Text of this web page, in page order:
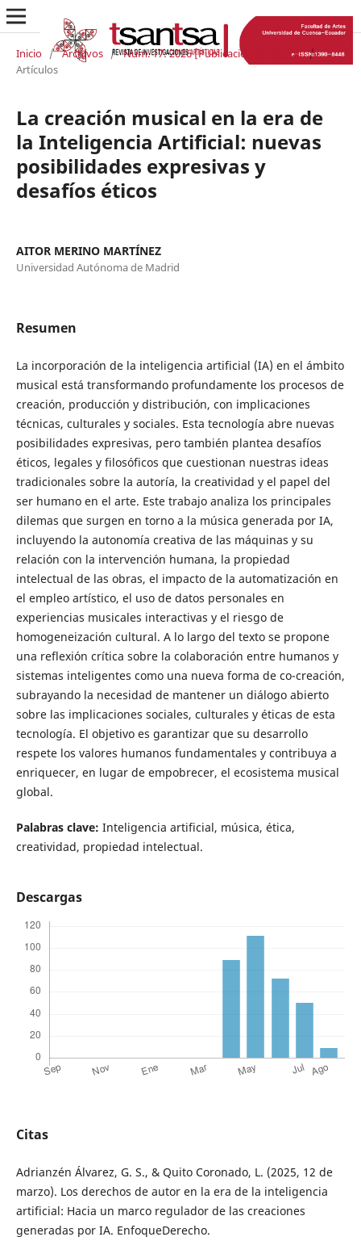
Inicio / Archivos / Núm. 17: 2026 [Publicación continua] /
Artículos
La creación musical en la era de
la Inteligencia Artificial: nuevas
posibilidades expresivas y
desafíos éticos
AITOR MERINO MARTÍNEZ
Universidad Autónoma de Madrid
Resumen
La incorporación de la inteligencia artificial (IA) en el ámbito
musical está transformando profundamente los procesos de
creación, producción y distribución, con implicaciones
técnicas, culturales y sociales. Esta tecnología abre nuevas
posibilidades expresivas, pero también plantea desafíos
éticos, legales y filosóficos que cuestionan nuestras ideas
tradicionales sobre la autoría, la creatividad y el papel del
ser humano en el arte. Este trabajo analiza los principales
dilemas que surgen en torno a la música generada por IA,
incluyendo la autonomía creativa de las máquinas y su
relación con la intervención humana, la propiedad
intelectual de las obras, el impacto de la automatización en
el empleo artístico, el uso de datos personales en
experiencias musicales interactivas y el riesgo de
homogeneización cultural. A lo largo del texto se propone
una reflexión crítica sobre la colaboración entre humanos y
sistemas inteligentes como una nueva forma de co-creación,
subrayando la necesidad de mantener un diálogo abierto
sobre las implicaciones sociales, culturales y éticas de esta
tecnología. El objetivo es garantizar que su desarrollo
respete los valores humanos fundamentales y contribuya a
enriquecer, en lugar de empobrecer, el ecosistema musical
global.
Palabras clave: Inteligencia artificial, música, ética,
creatividad, propiedad intelectual.
Descargas
Citas
Adrianzén Álvarez, G. S., & Quito Coronado, L. (2025, 12 de
marzo). Los derechos de autor en la era de la inteligencia
artificial: Hacia un marco regulador de las creaciones
generadas por IA. EnfoqueDerecho.